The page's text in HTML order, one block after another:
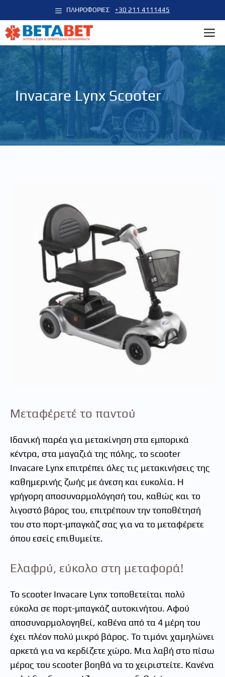
σε
περιεχόμενο
+30 211 4111445
ΠΛΗΡΟΦΟΡΙΕΣ
Ιnvacare Lynx Scooter
Μεταφέρετέ το παντού
Ιδανική παρέα για μετακίνηση στα εμπορικά
κέντρα, στα μαγαζιά της πόλης, το scooter
Invacare Lynx επιτρέπει όλες τις μετακινήσεις της
καθημερινής ζωής με άνεση και ευκολία. Η
γρήγορη αποσυναρμολόγησή του, καθώς και το
λιγοστό βάρος του, επιτρέπουν την τοποθέτησή
του στο πορτ-μπαγκάζ σας για να το μεταφέρετε
όπου εσείς επιθυμείτε.
Ελαφρύ, εύκολο στη μεταφορά!
Το scooter Invacare Lynx τοποθετείται πολύ
εύκολα σε πορτ-μπαγκάζ αυτοκινήτου. Αφού
αποσυναρμολογηθεί, καθένα από τα 4 μέρη του
έχει πλέον πολύ μικρό βάρος. Το τιμόνι χαμηλώνει
αρκετά για να κερδίζετε χώρο. Μια λαβή στο πίσω
μέρος του scooter βοηθά να το χειριστείτε. Κανένα